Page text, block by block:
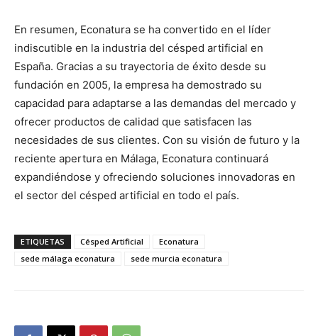
En resumen, Econatura se ha convertido en el líder
indiscutible en la industria del césped artificial en
España. Gracias a su trayectoria de éxito desde su
fundación en 2005, la empresa ha demostrado su
capacidad para adaptarse a las demandas del mercado y
ofrecer productos de calidad que satisfacen las
necesidades de sus clientes. Con su visión de futuro y la
reciente apertura en Málaga, Econatura continuará
expandiéndose y ofreciendo soluciones innovadoras en
el sector del césped artificial en todo el país.
ETIQUETAS Césped Artificial
Econatura
sede málaga econatura
sede murcia econatura